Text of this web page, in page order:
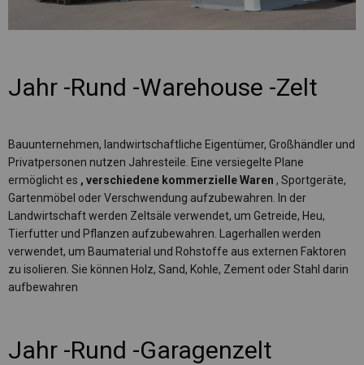
Jahr -Rund -Warehouse -Zelt
Bauunternehmen, landwirtschaftliche Eigentümer, Großhändler und
Privatpersonen nutzen Jahresteile. Eine versiegelte Plane
ermöglicht es , verschiedene kommerzielle Waren , Sportgeräte,
Gartenmöbel oder Verschwendung aufzubewahren. In der
Landwirtschaft werden Zeltsäle verwendet, um Getreide, Heu,
Tierfutter und Pflanzen aufzubewahren. Lagerhallen werden
verwendet, um Baumaterial und Rohstoffe aus externen Faktoren
zu isolieren. Sie können Holz, Sand, Kohle, Zement oder Stahl darin
aufbewahren
Jahr -Rund -Garagenzelt